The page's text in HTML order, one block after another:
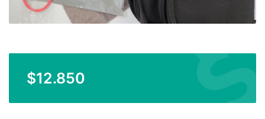
$12.850